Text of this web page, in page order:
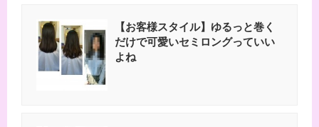
【お客様スタイル】ゆるっと巻く
だけで可愛いセミロングっていい
よね